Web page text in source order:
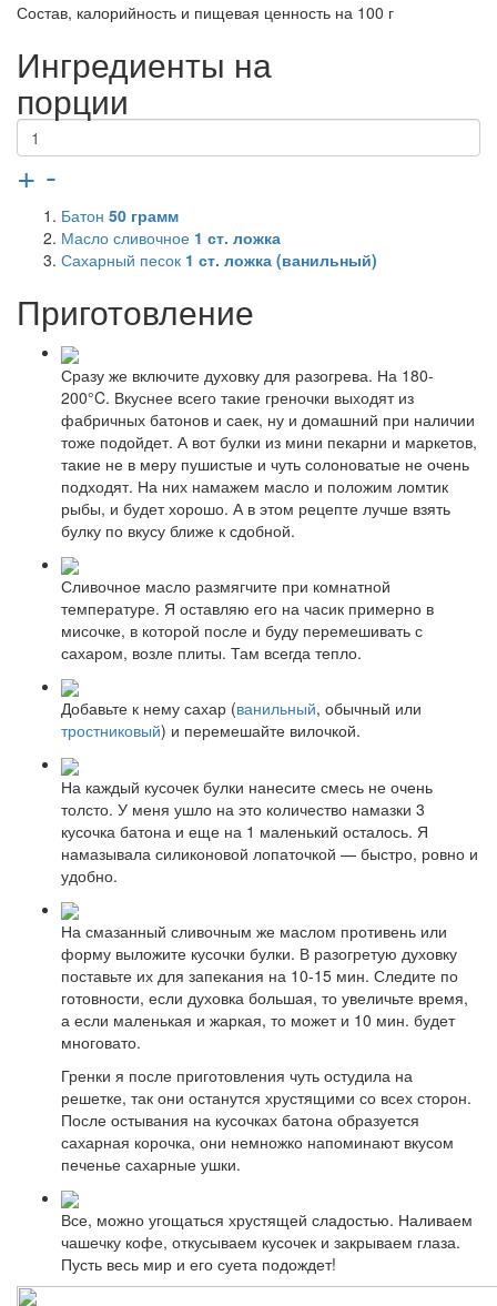
Состав, калорийность и пищевая ценность на 100 г
Ингредиенты на
порции
+ -
Батон 50 грамм
Масло сливочное 1 ст. ложка
Сахарный песок 1 ст. ложка (ванильный)
Приготовление
Сразу же включите духовку для разогрева. На 180-
200°C. Вкуснее всего такие греночки выходят из
фабричных батонов и саек, ну и домашний при наличии
тоже подойдет. А вот булки из мини пекарни и маркетов,
такие не в меру пушистые и чуть солоноватые не очень
подходят. На них намажем масло и положим ломтик
рыбы, и будет хорошо. А в этом рецепте лучше взять
булку по вкусу ближе к сдобной.
Сливочное масло размягчите при комнатной
температуре. Я оставляю его на часик примерно в
мисочке, в которой после и буду перемешивать с
сахаром, возле плиты. Там всегда тепло.
Добавьте к нему сахар (ванильный, обычный или
тростниковый) и перемешайте вилочкой.
На каждый кусочек булки нанесите смесь не очень
толсто. У меня ушло на это количество намазки 3
кусочка батона и еще на 1 маленький осталось. Я
намазывала силиконовой лопаточкой — быстро, ровно и
удобно.
На смазанный сливочным же маслом противень или
форму выложите кусочки булки. В разогретую духовку
поставьте их для запекания на 10-15 мин. Следите по
готовности, если духовка большая, то увеличьте время,
а если маленькая и жаркая, то может и 10 мин. будет
многовато.
Гренки я после приготовления чуть остудила на
решетке, так они останутся хрустящими со всех сторон.
После остывания на кусочках батона образуется
сахарная корочка, они немножко напоминают вкусом
печенье сахарные ушки.
Все, можно угощаться хрустящей сладостью. Наливаем
чашечку кофе, откусываем кусочек и закрываем глаза.
Пусть весь мир и его суета подождет!